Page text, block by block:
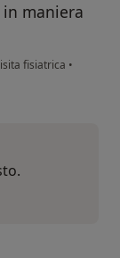
maniera
fisiatrica •